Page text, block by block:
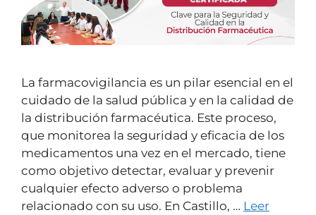
La farmacovigilancia es un pilar esencial en el
cuidado de la salud pública y en la calidad de
la distribución farmacéutica. Este proceso,
que monitorea la seguridad y eficacia de los
medicamentos una vez en el mercado, tiene
como objetivo detectar, evaluar y prevenir
cualquier efecto adverso o problema
relacionado con su uso. En Castillo, … Leer